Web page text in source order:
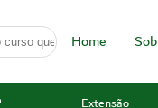
Home
Extensão